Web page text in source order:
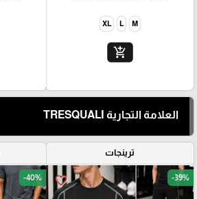
M
L
XL
add_shopping_cart
العلامة التجارية TRESQUALI
ترينجات
favorite_border -39%
-40%